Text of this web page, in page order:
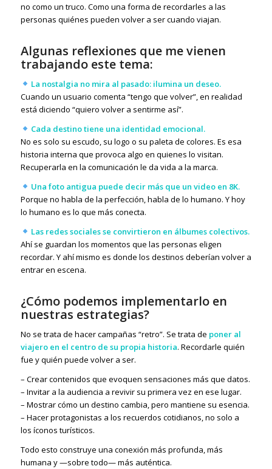
no como un truco. Como una forma de recordarles a las
personas quiénes pueden volver a ser cuando viajan.
Algunas reflexiones que me vienen
trabajando este tema:
La nostalgia no mira al pasado: ilumina un deseo.
Cuando un usuario comenta “tengo que volver”, en realidad
está diciendo “quiero volver a sentirme así”.
Cada destino tiene una identidad emocional.
No es solo su escudo, su logo o su paleta de colores. Es esa
historia interna que provoca algo en quienes lo visitan.
Recuperarla en la comunicación le da vida a la marca.
Una foto antigua puede decir más que un video en 8K.
Porque no habla de la perfección, habla de lo humano. Y hoy
lo humano es lo que más conecta.
Las redes sociales se convirtieron en álbumes colectivos.
Ahí se guardan los momentos que las personas eligen
recordar. Y ahí mismo es donde los destinos deberían volver a
entrar en escena.
¿Cómo podemos implementarlo en
nuestras estrategias?
No se trata de hacer campañas “retro”. Se trata de poner al
viajero en el centro de su propia historia. Recordarle quién
fue y quién puede volver a ser.
– Crear contenidos que evoquen sensaciones más que datos.
– Invitar a la audiencia a revivir su primera vez en ese lugar.
– Mostrar cómo un destino cambia, pero mantiene su esencia.
– Hacer protagonistas a los recuerdos cotidianos, no solo a
los íconos turísticos.
Todo esto construye una conexión más profunda, más
humana y —sobre todo— más auténtica.